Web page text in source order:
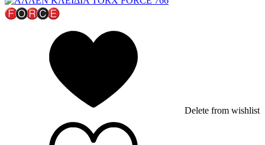
Delete from wishlist